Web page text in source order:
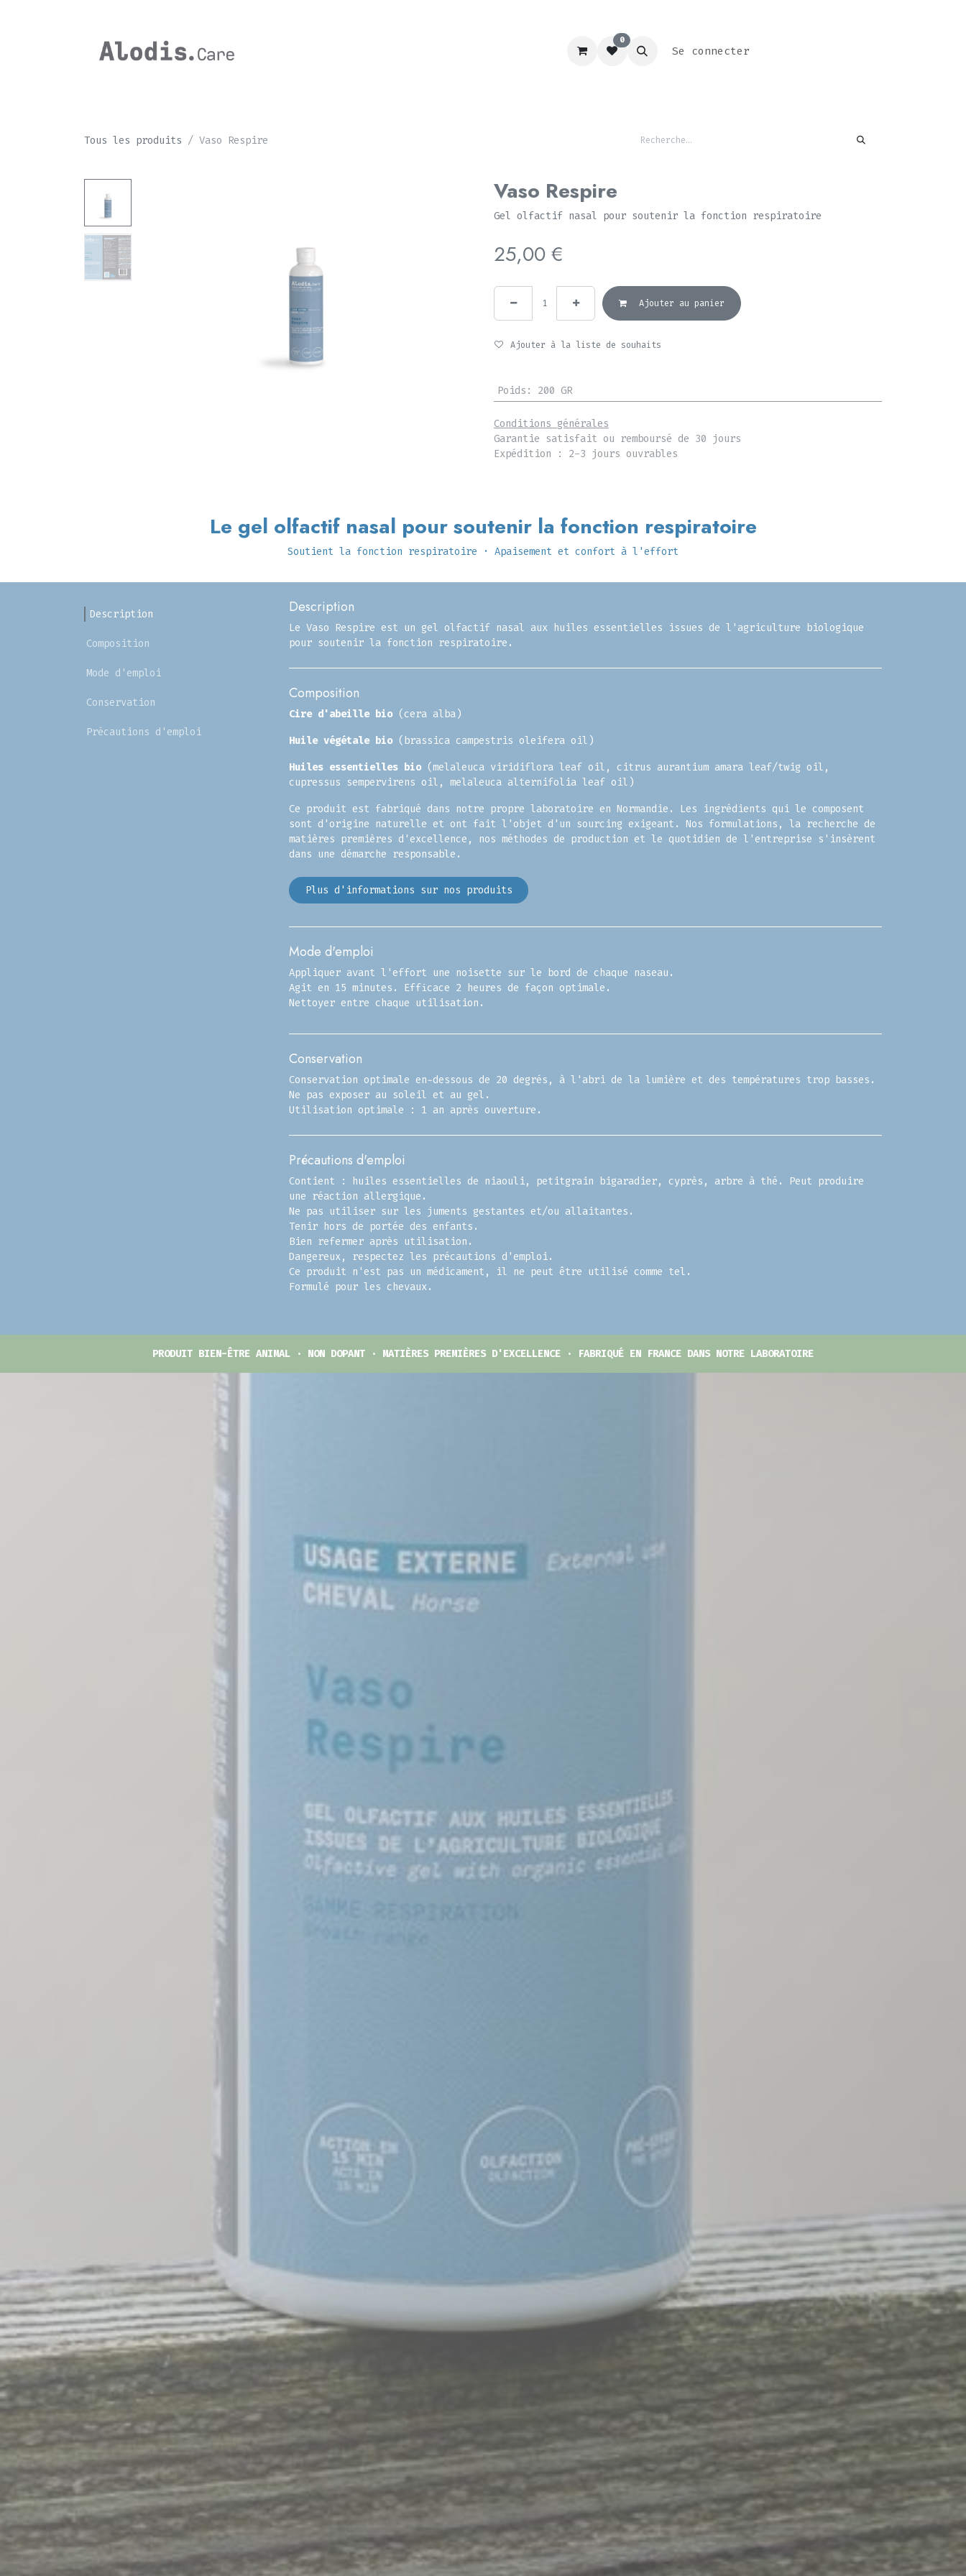
SCHOOL
0
Se connecter
Tous les produits Vaso Respire
Vaso Respire
Gel olfactif nasal pour soutenir la fonction respiratoire
25,00€
Ajouter au panier
Ajouter à la liste de souhaits
Poids : 200 GR
Conditions générales
Garantie satisfait ou remboursé de 30 jours
Expédition : 2-3 jours ouvrables
Le gel olfactif nasal pour soutenir la fonction respiratoire
Soutient la fonction respiratoire · Apaisement et confort à l'effort
Description
Composition
Mode d'emploi
Conservation
Précautions d'emploi
Description
Le Vaso Respire est un gel olfactif nasal aux huiles essentielles issues de l'agriculture biologique
pour soutenir la fonction respiratoire.
Composition
Cire d'abeille bio (cera alba)
Huile végétale bio(brassica campestris oleifera oil)
Huiles essentielles bio(melaleuca viridiflora leaf oil, citrus aurantium amara leaf/twig oil,
cupressus sempervirens oil, melaleuca alternifolia leaf oil)
Ce produit est fabriqué dans notre propre laboratoire en Normandie. Les ingrédients qui le composent
sont d'origine naturelle et ont fait l'objet d'un sourcing exigeant. Nos formulations, la recherche de
matières premières d'excellence, nos méthodes de production et le quotidien de l'entreprise s'insèrent
dans une démarche responsable.
Plus d'informations sur nos produits​​​​
Mode d'emploi
Appliquer avant l'effort une noisette sur le bord de chaque naseau.
Agit en 15 minutes. Efficace 2 heures de façon optimale.
Nettoyer entre chaque utilisation.
Conservation
Conservation optimale en-dessous de 20 degrés, à l'abri de la lumière et des températures trop basses.
Ne pas exposer au soleil et au gel.
Utilisation optimale : 1 an après ouverture.
Précautions d'emploi
Contient : huiles essentielles de niaouli, petitgrain bigaradier, cyprès, arbre à thé. Peut produire
une réaction allergique.
Ne pas utiliser sur les juments gestantes et/ou allaitantes.
Tenir hors de portée des enfants.
Bien refermer après utilisation.
Dangereux, respectez les précautions d'emploi.
Ce produit n'est pas un médicament, il ne peut être utilisé comme tel.
Formulé pour les chevaux.
PRODUIT BIEN-ÊTRE ANIMAL · NON DOPANT · MATIÈRES PREMIÈRES D'EXCELLENCE · FABRIQUÉ EN FRANCE DANS NOTRE LABORATOIRE